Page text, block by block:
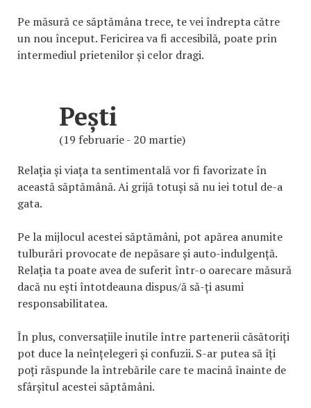
Pe măsură ce săptămâna trece, te vei îndrepta către
un nou început. Fericirea va fi accesibilă, poate prin
intermediul prietenilor și celor dragi.
Pești
(19 februarie - 20 martie)
Relația și viața ta sentimentală vor fi favorizate în
această săptămână. Ai grijă totuși să nu iei totul de-a
gata.
Pe la mijlocul acestei săptămâni, pot apărea anumite
tulburări provocate de nepăsare și auto-indulgență.
Relația ta poate avea de suferit într-o oarecare măsură
dacă nu ești întotdeauna dispus/ă să-ți asumi
responsabilitatea.
În plus, conversațiile inutile între partenerii căsătoriți
pot duce la neînțelegeri și confuzii. S-ar putea să îți
poți răspunde la întrebările care te macină înainte de
sfârșitul acestei săptămâni.